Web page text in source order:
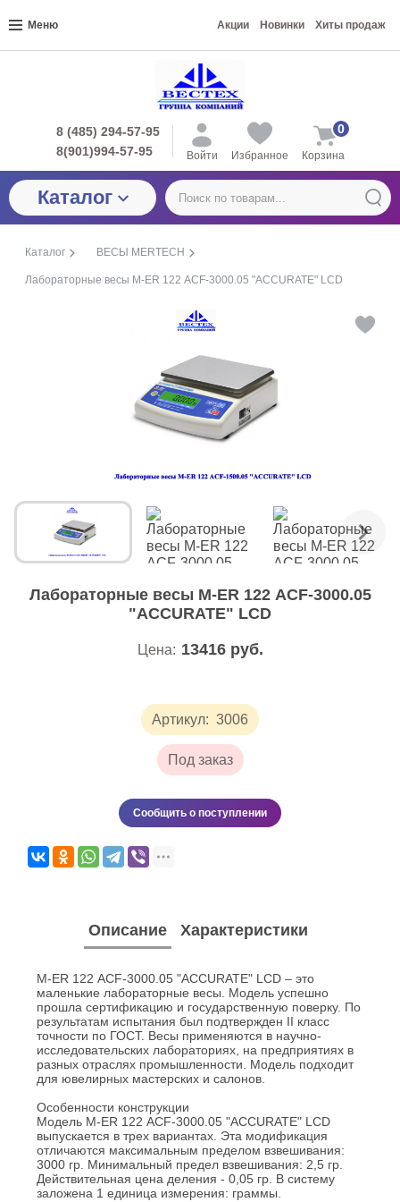
Меню Акции Новинки Хиты продаж
8 (485) 294-57-95
8(901)994-57-95
Войти Избранное Корзина
0
Каталог
Каталог ВЕСЫ MERTECH
Лабораторные весы M-ER 122 АCF-3000.05 "ACCURATE" LСD
Лабораторные весы M-ER 122 АCF-3000.05
"ACCURATE" LСD
Артикул: 3006
Под заказ
Цена: 13416 руб.
Сообщить о поступлении
Описание Характеристики
M-ER 122 АCF-3000.05 "ACCURATE" LСD – это
маленькие лабораторные весы. Модель успешно
прошла сертификацию и государственную поверку. По
результатам испытания был подтвержден II класс
точности по ГОСТ. Весы применяются в научно-
исследовательских лабораториях, на предприятиях в
разных отраслях промышленности. Модель подходит
для ювелирных мастерских и салонов.
Особенности конструкции
Модель M-ER 122 АCF-3000.05 "ACCURATE" LСD
выпускается в трех вариантах. Эта модификация
отличаются максимальным пределом взвешивания:
3000 гр. Минимальный предел взвешивания: 2,5 гр.
Действительная цена деления - 0,05 гр. В систему
заложена 1 единица измерения: граммы.